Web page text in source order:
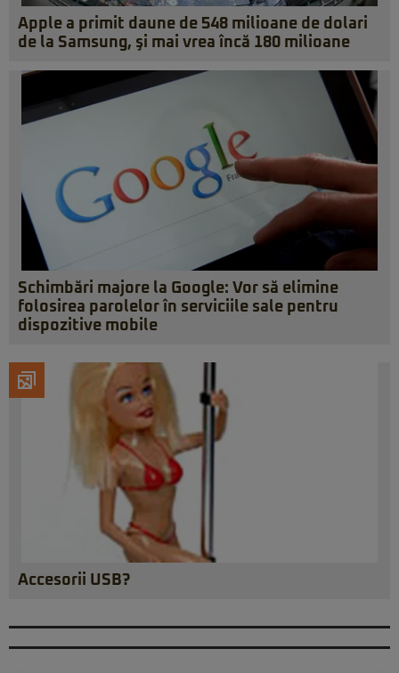
Apple a primit daune de 548 milioane de dolari
de la Samsung, şi mai vrea încă 180 milioane
Schimbări majore la Google: Vor să elimine
folosirea parolelor în serviciile sale pentru
dispozitive mobile
Accesorii USB?